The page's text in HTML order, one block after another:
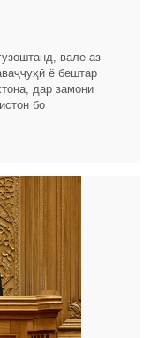
вале аз
ё бештар
дар замони
бо